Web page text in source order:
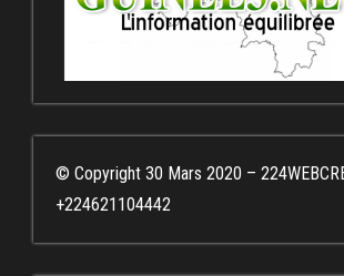
© Copyright 30 Mars 2020 –
+224621104442